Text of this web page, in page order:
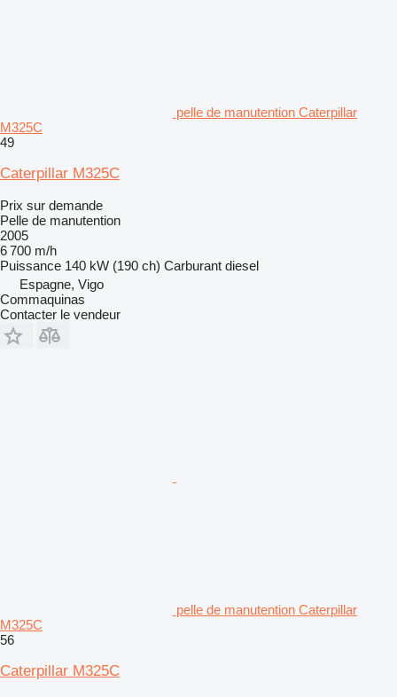
pelle de manutention Caterpillar
M325C
49
Caterpillar M325C
Prix sur demande
Pelle de manutention
2005
6 700 m/h
Puissance 140 kW (190 ch) Carburant diesel
Espagne, Vigo
Commaquinas
Contacter le vendeur
pelle de manutention Caterpillar
M325C
56
Caterpillar M325C